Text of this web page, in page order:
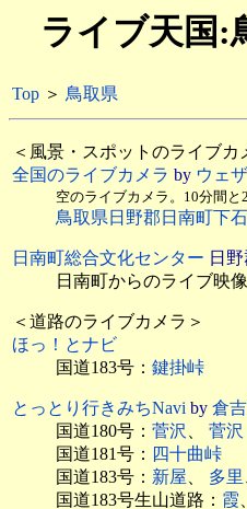
ライブ天国:
Top ＞ 鳥取県
＜風景・スポットのライブカ
全国のライブカメラ by ウェ
空のライブカメラ。10分間と
鳥取県日野郡日南町下
日南町総合文化センター 日
日南町からのライブ映
＜道路のライブカメラ＞
ほっ！とナビ
国道183号： 鍵掛峠
とっとり行きみちNavi by 倉
国道180号： 菅沢 、 菅沢
国道181号： 四十曲峠
国道183号： 新屋、 多里
国道183号生山道路： 霞